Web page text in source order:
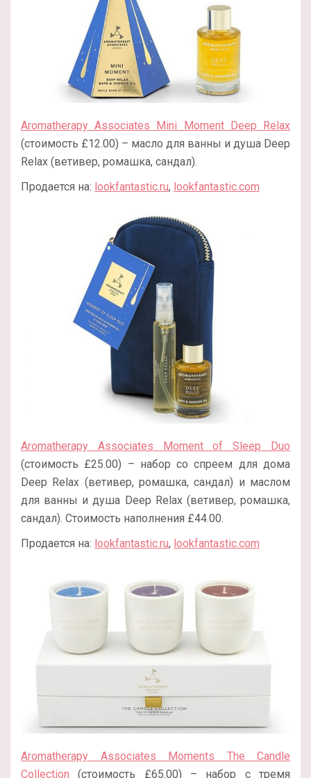
Aromatherapy Associates Mini Moment Deep Relax
(стоимость £12.00) – масло для ванны и душа Deep
Relax (ветивер, ромашка, сандал).
Продается на: lookfantastic.ru, lookfantastic.com
Aromatherapy Associates Moment of Sleep Duo
(стоимость £25.00) – набор со спреем для дома
Deep Relax (ветивер, ромашка, сандал) и маслом
для ванны и душа Deep Relax (ветивер, ромашка,
сандал). Стоимость наполнения £44.00.
Продается на: lookfantastic.ru, lookfantastic.com
Aromatherapy Associates Moments The Candle
Collection (стоимость £65.00) – набор с тремя